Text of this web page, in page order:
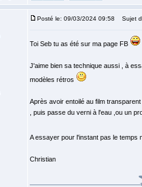
Posté le: 09/03/2024 09:58 Sujet
Toi Seb tu as été sur ma page FB
J'aime bien sa technique aussi , à
modèles rétros
Après avoir entoilé au film
, puis passe du verni à l'eau ,ou un
A essayer pour l'instant pas le temps
Christian